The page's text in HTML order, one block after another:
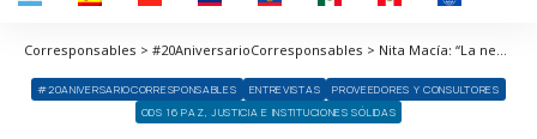
Corresponsables > #20AniversarioCorresponsables > Nita Macía: “La necesidad de evolucionar es la gran lección de la Responsabilidad Social”
#20ANIVERSARIOCORRESPONSABLES ENTREVISTAS
PROVEEDORES Y CONSULTORES
ODS 16 PAZ, JUSTICIA E INSTITUCIONES SÓLIDAS